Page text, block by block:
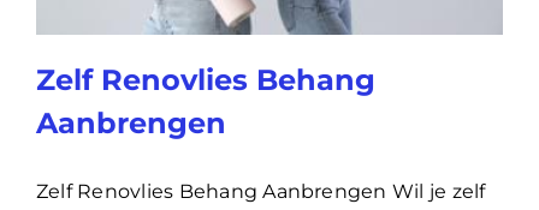
Zelf Renovlies Behang
Aanbrengen
Zelf Renovlies Behang Aanbrengen Wil je zelf